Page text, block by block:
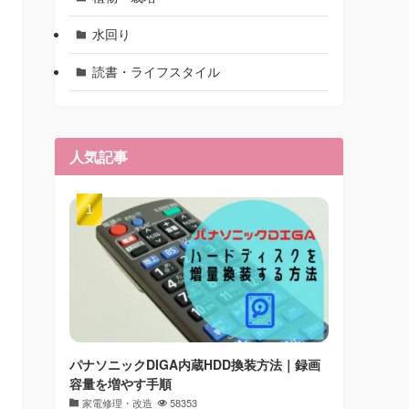
水回り
読書・ライフスタイル
人気記事
パナソニックDIGA内蔵HDD換装方法｜録画
容量を増やす手順
家電修理・改造 58353